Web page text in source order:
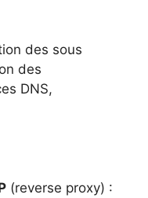
des sous
des
DNS,
(reverse proxy) :